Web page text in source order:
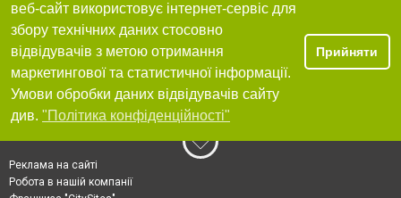
веб-сайт використовує інтернет-сервіс для
збору технічних даних стосовно
відвідувачів з метою отримання
маркетингової та статистичної інформації.
Умови обробки даних відвідувачів сайту
див. "Політика конфіденційності"
Прийняти
Реклама на сайті
Робота в нашій компанії